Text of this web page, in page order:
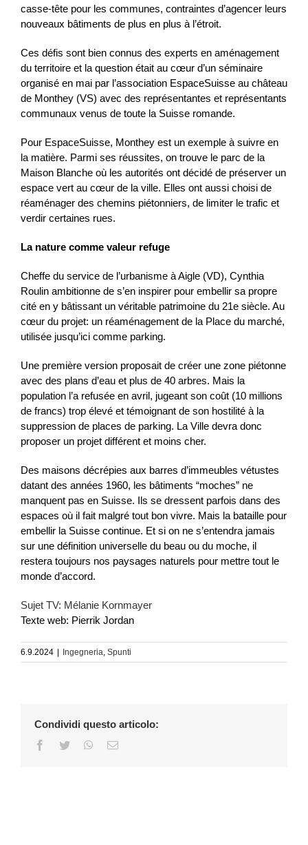
casse-tête pour les communes, contraintes d’agencer leurs
nouveaux bâtiments de plus en plus à l’étroit.
Ces défis sont bien connus des experts en aménagement
du territoire et la question était au cœur d’un séminaire
organisé en mai par l’association EspaceSuisse au château
de Monthey (VS) avec des représentantes et représentants
communaux venus de toute la Suisse romande.
Pour EspaceSuisse, Monthey est un exemple à suivre en
la matière. Parmi ses réussites, on trouve le parc de la
Maison Blanche où les autorités ont décidé de préserver un
espace vert au cœur de la ville. Elles ont aussi choisi de
réaménager des chemins piétonniers, de limiter le trafic et
verdir certaines rues.
La nature comme valeur refuge
Cheffe du service de l’urbanisme à Aigle (VD), Cynthia
Roulin ambitionne de s’en inspirer pour embellir sa propre
cité en y bâtissant un véritable patrimoine du 21e siècle. Au
cœur du projet: un réaménagement de la Place du marché,
utilisée jusqu’ici comme parking.
Une première version proposait de créer une zone piétonne
avec des plans d’eau et plus de 40 arbres. Mais la
population l’a refusée en avril, jugeant son coût (10 millions
de francs) trop élevé et témoignant de son hostilité à la
suppression de places de parking. La Ville devra donc
proposer un projet différent et moins cher.
Des maisons décrépies aux barres d’immeubles vétustes
datant des années 1960, les bâtiments “moches” ne
manquent pas en Suisse. Ils se dressent parfois dans des
espaces où il fait malgré tout bon vivre. Mais la bataille pour
embellir la Suisse continue. Et si on ne s’entendra jamais
sur une définition universelle du beau ou du moche, il
restera toujours nos paysages naturels pour mettre tout le
monde d’accord.
Sujet TV: Mélanie Kornmayer
Texte web: Pierrik Jordan
6.9.2024 Ingegneria, Spunti
Condividi questo articolo:
Facebook
Twitter WhatsApp
Email